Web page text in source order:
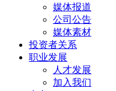
媒体报道
公司公告
媒体素材
投资者关系
职业发展
人才发展
加入我们